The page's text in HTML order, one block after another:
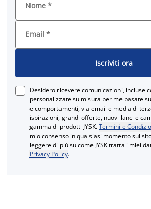
Nome *
Email *
Iscriviti ora
Desidero ricevere comunicazioni, incluse
personalizzate su misura per me basate
e comportamenti, via email e media di
ispirazioni, grandi offerte, nuovi lanci e
gamma di prodotti JYSK.Termini e
mio consenso in qualsiasi momento sul sito
leggere di più su come JYSK tratta i miei
Privacy Policy.